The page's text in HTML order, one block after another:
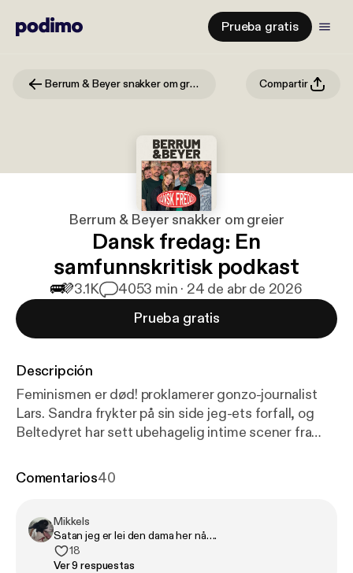
Prueba gratis
Berrum & Beyer snakker om greier Compartir
Berrum & Beyer snakker om greier
Dansk fredag: En
samfunnskritisk podkast
🚌💜3.1K 4053 min · 24 de abr de 2026
Prueba gratis
Descripción
Feminismen er død! proklamerer gonzo-journalist
Lars. Sandra frykter på sin side jeg-ets forfall, og
Beltedyret har sett ubehagelig intime scener fra
så!
Comentarios40
Mikkels
Satan jeg er lei den dama her nå….
18
Ver 9 respuestas